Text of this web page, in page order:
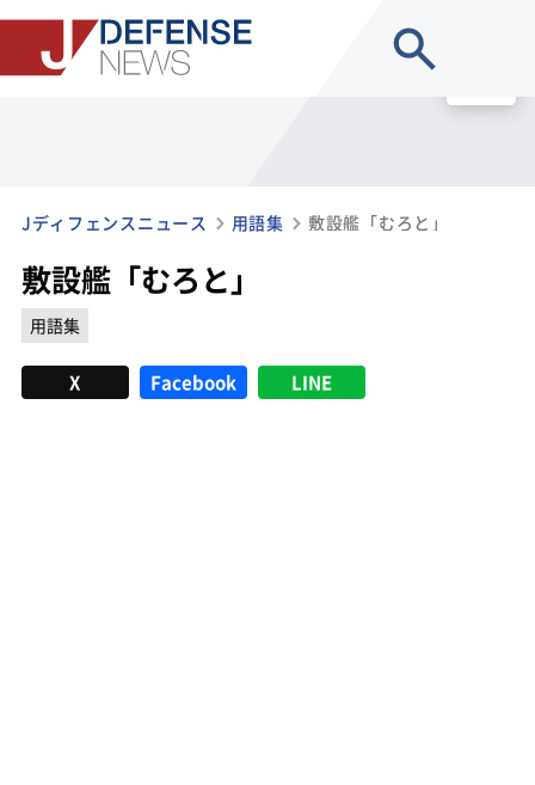
Jディフェンスニュース 用語集 敷設艦「むろと」
敷設艦「むろと」
用語集
X Facebook LINE